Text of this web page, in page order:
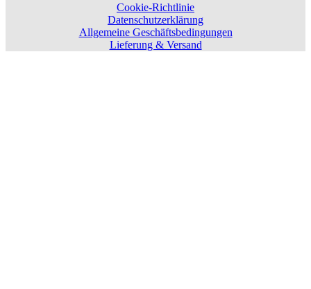
Cookie-Richtlinie
Datenschutzerklärung
Allgemeine Geschäftsbedingungen
Lieferung & Versand